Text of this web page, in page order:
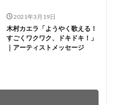
2021年3月19日
木村カエラ「ようやく歌える！
すごくワクワク、ドキドキ！」
｜アーティストメッセージ